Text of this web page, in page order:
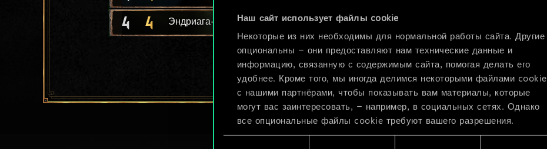
Наш сайт использует файлы cookie
Некоторые из них необходимы для нормальной работы сайта. Другие
опциональны — они предоставляют нам технические данные и
информацию, связанную с содержимым сайта, помогая делать его
удобнее. Кроме того, мы иногда делимся некоторыми файлами cookie
с нашими партнёрами, чтобы показывать вам материалы, которые
могут вас заинтересовать, — например, в социальных сетях. Однако
все опциональные файлы cookie требуют вашего разрешения.
4 4 Эндриага-воин x2